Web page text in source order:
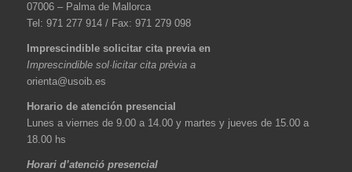
07006 – Palma de Mallorca
Tel: 971 277 914 / Fax: 971 279 098
Imprescindible solicitar cita previa en
Imprescindible sol·licitar cita prèvia a
orienta@usoib.es
Horario de atención presencial
Lunes a viernes de 9.00 a 14.00 y martes y jueves de 15.00 a
18.00 hs
Horari d’atenció presencial